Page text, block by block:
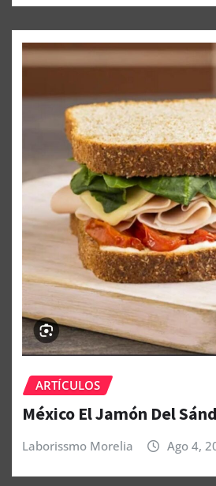
ARTÍCULOS
México El Jamón Del
Laborissmo Morelia Ago 4,